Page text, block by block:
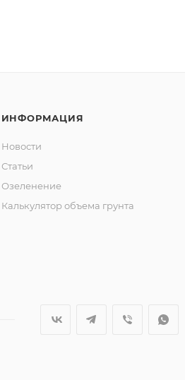
ИНФОРМАЦИЯ
Новости
Статьи
Озеленение
Калькулятор объема грунта